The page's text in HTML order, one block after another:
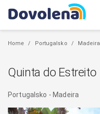
Home / Portugalsko / Madeira
Quinta do Estreito
Portugalsko - Madeira